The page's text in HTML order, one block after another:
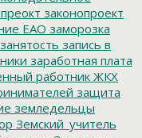
законопроект
ЕАО заморозка
занятость запись в
заработная плата
работник ЖКХ
защита
земледельцы
Земский_учитель